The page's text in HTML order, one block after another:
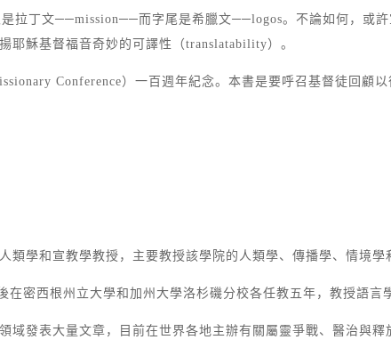
拉丁文──mission──而字尾是希臘文──logos。不論如何，或
耶穌基督福音奇妙的可譯性（translatability）。
Conference）一百週年紀念。本書是要呼召基督徒回顧
學和宣教學教授，主要教授該學院的人類學、傳播學、情境學
密西根州立大學和加州大學洛杉磯分校各任教五年，教授語言
發表大量文章，目前在世界各地主辦有關屬靈爭戰、醫治與釋